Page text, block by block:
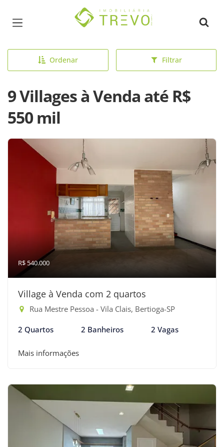
Página inicial
Ordenar Filtrar
9 Villages à Venda até R$
550 mil
R$ 540.000
Village à Venda com 2 quartos
Rua Mestre Pessoa - Vila Clais, Bertioga-SP
2 Quartos 2 Banheiros 2 Vagas
Mais informações